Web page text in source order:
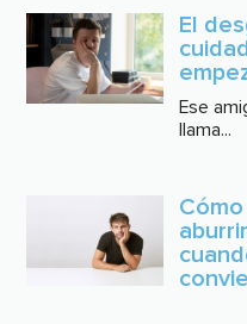
El
Ese
llama...